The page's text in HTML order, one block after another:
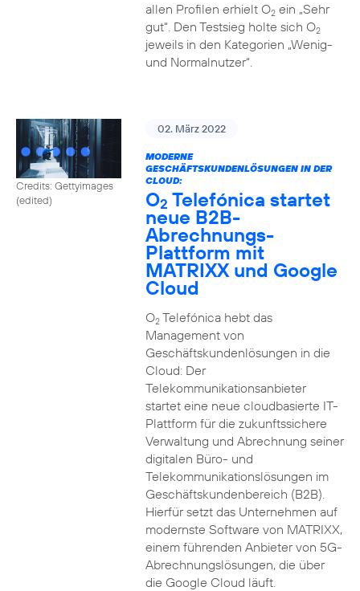
allen Profilen erhielt O2ein „Sehr
gut“. Den Testsieg holte sich O2
jeweils in den Kategorien „Wenig-
und Normalnutzer“.
Credits: Gettyimages
(edited)
02. März 2022
MODERNE
GESCHÄFTSKUNDENLÖSUNGEN IN DER
CLOUD:
O2 Telefónica startet
neue B2B-
Abrechnungs-
Plattform mit
MATRIXX und Google
Cloud
O2Telefónica hebt das
Management von
Geschäftskundenlösungen in die
Cloud: Der
Telekommunikationsanbieter
startet eine neue cloudbasierte IT-
Plattform für die zukunftssichere
Verwaltung und Abrechnung seiner
digitalen Büro- und
Telekommunikationslösungen im
Geschäftskundenbereich (B2B).
Hierfür setzt das Unternehmen auf
modernste Software von MATRIXX,
einem führenden Anbieter von 5G-
Abrechnungslösungen, die über
die Google Cloud läuft.